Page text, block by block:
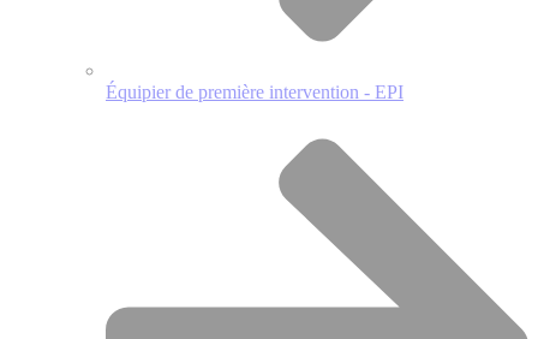
Équipier de première intervention - EPI